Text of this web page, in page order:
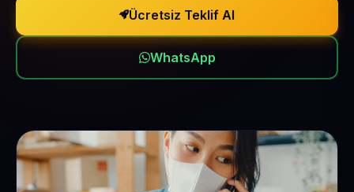
Ücretsiz Teklif Al
WhatsApp